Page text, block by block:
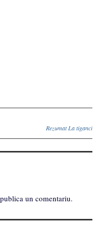
Rezumat La tiganci
un comentariu.